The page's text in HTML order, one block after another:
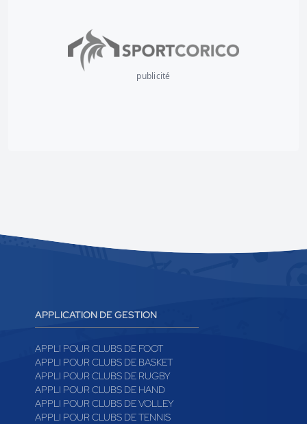
publicité
APPLICATION DE GESTION
APPLI POUR CLUBS DE FOOT
APPLI POUR CLUBS DE BASKET
APPLI POUR CLUBS DE RUGBY
APPLI POUR CLUBS DE HAND
APPLI POUR CLUBS DE VOLLEY
APPLI POUR CLUBS DE TENNIS